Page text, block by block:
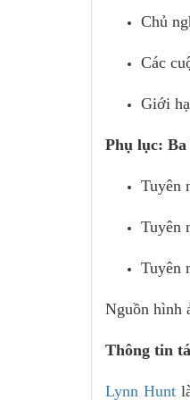
Chủ
Các
Giới
Phụ lục: Ba
Tuyên
Tuyên
Tuyên
Nguồn hình
Thông tin
Lynn Hunt